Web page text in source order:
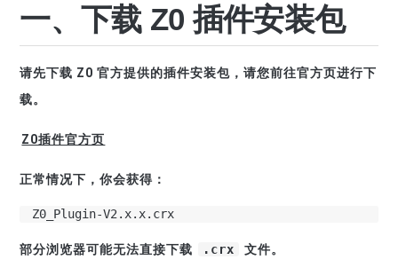
一、下载 Z0 插件安装包
请先下载 Z0 官方提供的插件安装包，请您前往官方页进行下
载。
Z0插件官方页
正常情况下，你会获得：
Z0_Plugin-V2.x.x.crx
部分浏览器可能无法直接下载 .crx 文件。